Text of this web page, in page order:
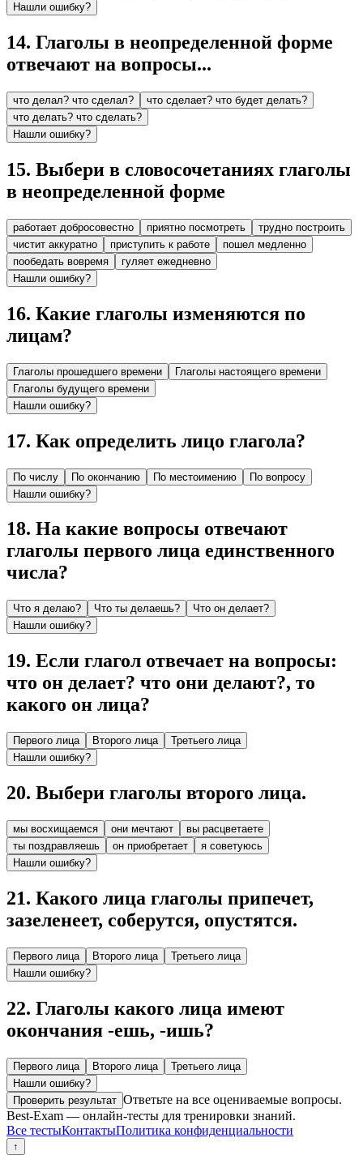
Нашли ошибку?
14. Глаголы в неопределенной форме
отвечают на вопросы...
что делал? что сделал?
что сделает? что будет делать?
что делать? что сделать?
Нашли ошибку?
15. Выбери в словосочетаниях глаголы
в неопределенной форме
работает добросовестно приятно посмотреть
трудно построить
чистит аккуратно
приступить к работе
пошел медленно
пообедать вовремя
гуляет ежедневно
Нашли ошибку?
16. Какие глаголы изменяются по
лицам?
Глаголы прошедшего времени
Глаголы настоящего времени
Глаголы будущего времени
Нашли ошибку?
17. Как определить лицо глагола?
По числу По окончанию По местоимению
По вопросу
Нашли ошибку?
18. На какие вопросы отвечают
глаголы первого лица единственного
числа?
Что я делаю? Что ты делаешь?
Что он делает?
Нашли ошибку?
19. Если глагол отвечает на вопросы:
что он делает? что они делают?, то
какого он лица?
Первого лица Второго лица
Третьего лица
Нашли ошибку?
20. Выбери глаголы второго лица.
мы восхищаемся они мечтают
вы расцветаете
ты поздравляешь
он приобретает
я советуюсь
Нашли ошибку?
21. Какого лица глаголы припечет,
зазеленеет, соберутся, опустятся.
Первого лица Второго лица
Третьего лица
Нашли ошибку?
22. Глаголы какого лица имеют
окончания -ешь, -ишь?
Первого лица Второго лица
Третьего лица
Нашли ошибку?
Проверить результат Ответьте на все оцениваемые вопросы.
Best-Exam — онлайн-тесты для тренировки знаний.
Все тестыКонтактыПолитика конфиденциальности
↑